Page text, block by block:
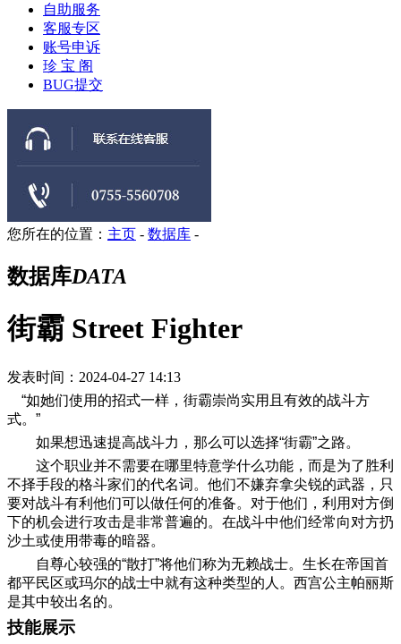
自助服务
客服专区
账号申诉
珍 宝 阁
BUG提交
您所在的位置： 主页 - 数据库 -
数据库DATA
街霸 Street Fighter
发表时间：2024-04-27 14:13
“如她们使用的招式一样，街霸崇尚实用且有效的战斗方
式。”
如果想迅速提高战斗力，那么可以选择“街霸”之路。
这个职业并不需要在哪里特意学什么功能，而是为了胜利
不择手段的格斗家们的代名词。他们不嫌弃拿尖锐的武器，只
要对战斗有利他们可以做任何的准备。对于他们，利用对方倒
下的机会进行攻击是非常普遍的。在战斗中他们经常向对方扔
沙土或使用带毒的暗器。
自尊心较强的“散打”将他们称为无赖战士。生长在帝国首
都平民区或玛尔的战士中就有这种类型的人。西宫公主帕丽斯
是其中较出名的。
技能展示